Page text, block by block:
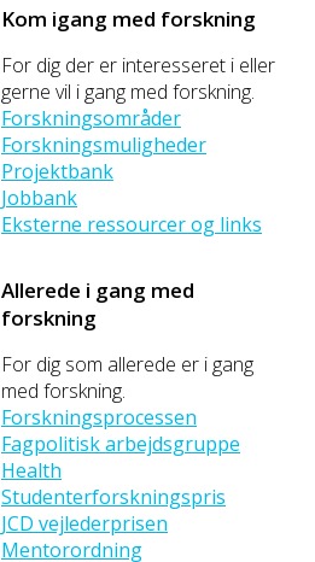
Kom igang med forskning
For dig der er interesseret i eller
gerne vil i gang med forskning.
Forskningsområder
Forskningsmuligheder
Projektbank
Jobbank
Eksterne ressourcer og links
Allerede i gang med
forskning
For dig som allerede er i gang
med forskning.
Forskningsprocessen
Fagpolitisk arbejdsgruppe
Health
Studenterforskningspris
JCD vejlederprisen
Mentorordning